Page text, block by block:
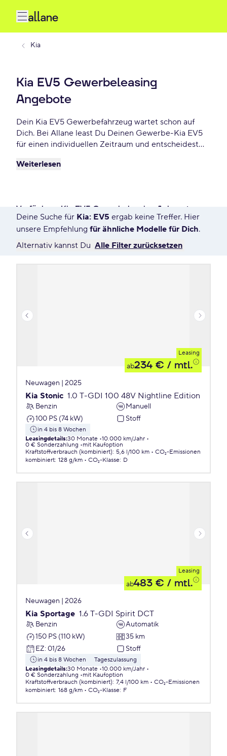
Kia
Kia EV5 Gewerbeleasing
Angebote
Dein Kia EV5 Gewerbefahrzeug wartet schon auf
Dich. Bei Allane least Du Deinen Gewerbe-Kia EV5
für einen individuellen Zeitraum und entscheidest
möchtest oder zurückgeben willst. Finde das
Weiterlesen
Verfügbare Kia EV5 Gewerbeleasing Anbegote
12 Angebote für Deine Suche
Deine Suche für Kia: EV5 ergab keine Treffer. Hier
unsere Empfehlung für ähnliche Modelle für Dich.
Alternativ kannst Du Alle Filter zurücksetzen
Leasing
ab234 € / mtl.
Neuwagen | 2025
Kia Stonic 1.0 T-GDI 100 48V Nightline Edition
Benzin
Manuell
100 PS (74 kW)
Stoff
in 4 bis 8 Wochen
Leasingdetails:30 Monate 10.000 km/Jahr
0 € Sonderzahlung
mit Kaufoption
Kraftstoffverbrauch (kombiniert): 5,6 l/100 km
CO₂-Emissionen
kombiniert: 128 g/km CO₂-Klasse: D
Leasing
ab483 € / mtl.
Neuwagen | 2026
Kia Sportage 1.6 T-GDI Spirit DCT
Benzin
Automatik
150 PS (110 kW)
35 km
EZ: 01/26 Stoff
in 4 bis 8 Wochen
Tageszulassung
Leasingdetails:30 Monate 10.000 km/Jahr
0 € Sonderzahlung
mit Kaufoption
Kraftstoffverbrauch (kombiniert): 7,4 l/100 km
CO₂-Emissionen
kombiniert: 168 g/km CO₂-Klasse: F